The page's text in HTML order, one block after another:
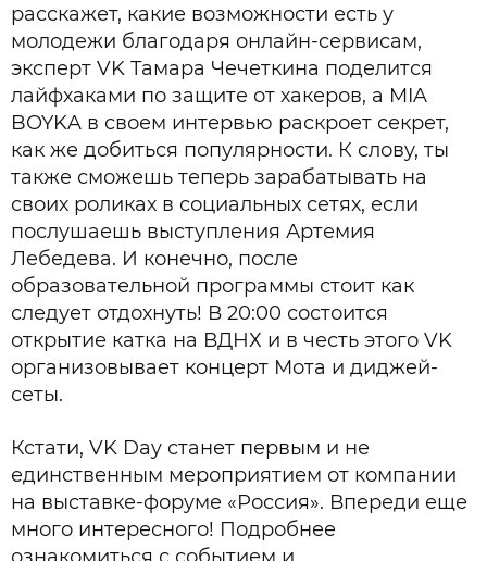
расскажет, какие возможности есть у
молодежи благодаря онлайн-сервисам,
эксперт VK Тамара Чечеткина поделится
лайфхаками по защите от хакеров, а MIA
BOYKA в своем интервью раскроет секрет,
как же добиться популярности. К слову, ты
также сможешь теперь зарабатывать на
своих роликах в социальных сетях, если
послушаешь выступления Артемия
Лебедева. И конечно, после
образовательной программы стоит как
следует отдохнуть! В 20:00 состоится
открытие катка на ВДНХ и в честь этого VK
организовывает концерт Мота и диджей-
сеты.
Кстати, VK Day станет первым и не
единственным мероприятием от компании
на выставке-форуме «Россия». Впереди еще
много интересного! Подробнее